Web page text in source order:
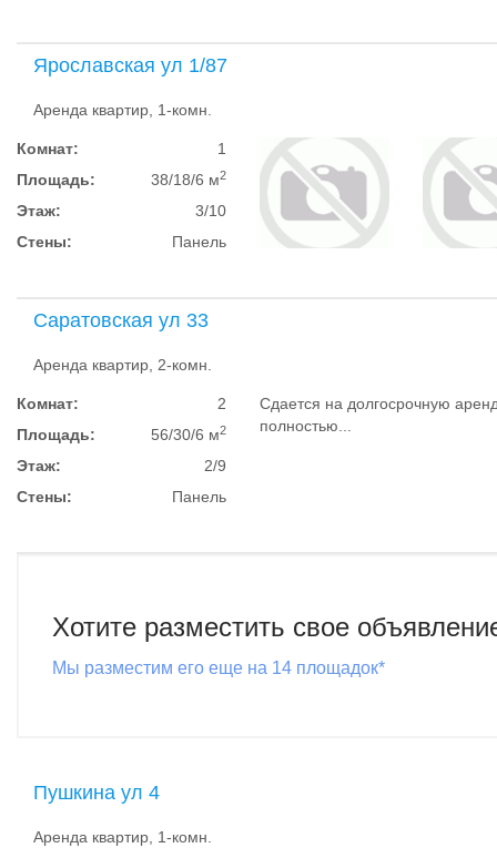
Ярославская ул 1/87
Аренда квартир, 1-комн.
Комнат:
1
Площадь:
38/18/6 м2
Этаж:
3/10
Стены:
Панель
Саратовская ул 33
Аренда квартир, 2-комн.
Комнат:
2
Площадь:
56/30/6 м2
Этаж:
2/9
Стены:
Панель
Сдается на долгосрочную
полностью...
Хотите разместить свое
Мы разместим его еще на 14 площадок*
Пушкина ул 4
Аренда квартир, 1-комн.